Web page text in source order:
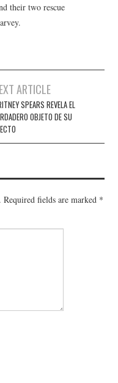
their two rescue
ARTICLE
SPEARS REVELA EL
OBJETO DE SU
Required fields are marked *